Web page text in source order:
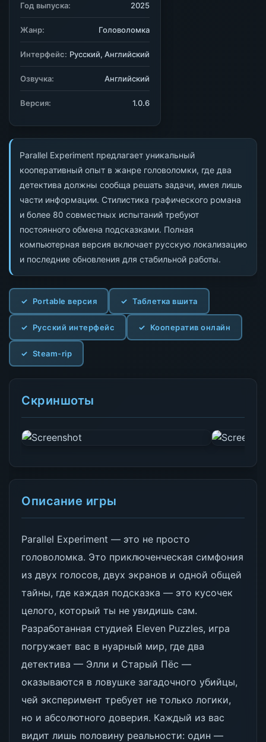
Parallel Experiment предлагает уникальный
кооперативный опыт в жанре головоломки, где два
детектива должны сообща решать задачи, имея лишь
части информации. Стилистика графического романа
и более 80 совместных испытаний требуют
постоянного обмена подсказками. Полная
компьютерная версия включает русскую локализацию
и последние обновления для стабильной работы.
Portable версия Таблетка вшита
Русский интерфейс Кооператив онлайн
Steam-rip
Скриншоты
Описание игры
Parallel Experiment — это не просто
головоломка. Это приключенческая симфония
из двух голосов, двух экранов и одной общей
тайны, где каждая подсказка — это кусочек
целого, который ты не увидишь сам.
Разработанная студией Eleven Puzzles, игра
погружает вас в нуарный мир, где два
детектива — Элли и Старый Пёс —
оказываются в ловушке загадочного убийцы,
чей эксперимент требует не только логики,
но и абсолютного доверия. Каждый из вас
видит лишь половину реальности: один —
Год выпуска: 2025
Жанр: Головоломка
Интерфейс: Русский, Английский
Озвучка: Английский
Версия: 1.0.6